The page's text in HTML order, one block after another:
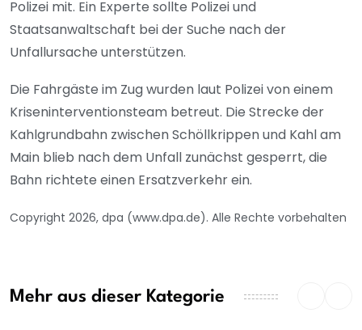
Polizei mit. Ein Experte sollte Polizei und
Staatsanwaltschaft bei der Suche nach der
Unfallursache unterstützen.
Die Fahrgäste im Zug wurden laut Polizei von einem
Kriseninterventionsteam betreut. Die Strecke der
Kahlgrundbahn zwischen Schöllkrippen und Kahl am
Main blieb nach dem Unfall zunächst gesperrt, die
Bahn richtete einen Ersatzverkehr ein.
Copyright 2026, dpa (www.dpa.de). Alle Rechte vorbehalten
Mehr aus dieser Kategorie